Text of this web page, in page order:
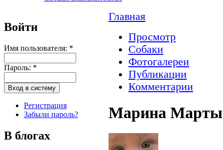
Войти
Имя пользователя: *
Пароль: *
Регистрация
Забыли пароль?
В блогах
Главная
Просмотр
Собаки
Фотогалереи
Публикации
Комментарии
Марина